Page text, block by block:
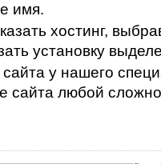
имя.
хостинг,
установку
сайта у нашего
сайта любой